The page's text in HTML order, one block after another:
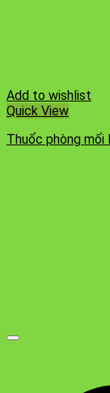
Add to wishlist
Quick View
Thuốc phòng mối